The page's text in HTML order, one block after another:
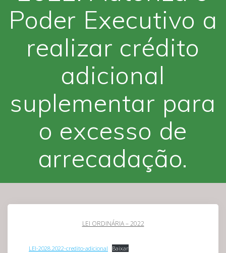
Poder Executivo a
realizar crédito
adicional
suplementar para
o excesso de
arrecadação.
LEI ORDINÁRIA – 2022
LEI-2028.2022-credito-adicional Baixar